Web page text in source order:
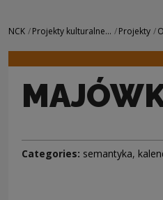
Navigation
NCK Projekty kulturalne... Projekty
Categories: semantyka,